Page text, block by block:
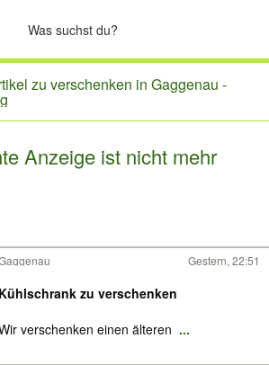
zu verschenken in Gaggenau -
Anzeige ist nicht mehr
Gestern, 22:51
Kühlschrank zu verschenken
verschenken einen älteren ...